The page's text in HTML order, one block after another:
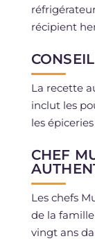
récipient
CONSEIL
La recette
inclut les
les
trouver, ce
Pourquoi
La sauce
tandis que
CHEF
Les chefs
de la
vingt ans